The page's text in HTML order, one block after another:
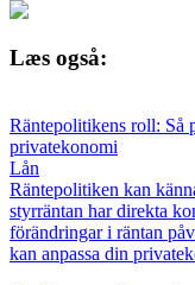
Læs også:
Räntepolitikens roll: Så
privatekonomi
Lån
Räntepolitiken kan
styrräntan har direkta
förändringar i räntan
kan anpassa din